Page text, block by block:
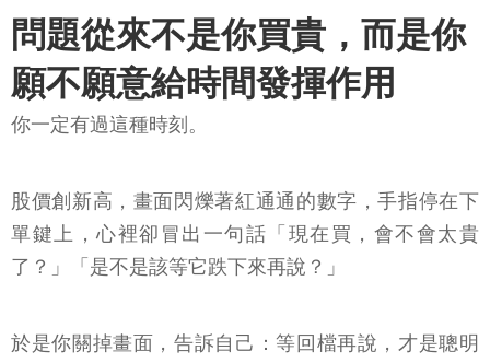
問題從來不是你買貴，而是你
願不願意給時間發揮作用
你一定有過這種時刻。
股價創新高，畫面閃爍著紅通通的數字，手指停在下
單鍵上，心裡卻冒出一句話「現在買，會不會太貴
了？」「是不是該等它跌下來再說？」
於是你關掉畫面，告訴自己：等回檔再說，才是聰明